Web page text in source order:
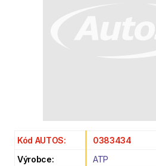
Kód AUTOS:
0383434
Výrobce:
ATP